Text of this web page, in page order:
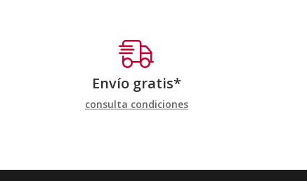
Envío gratis*
consulta condiciones